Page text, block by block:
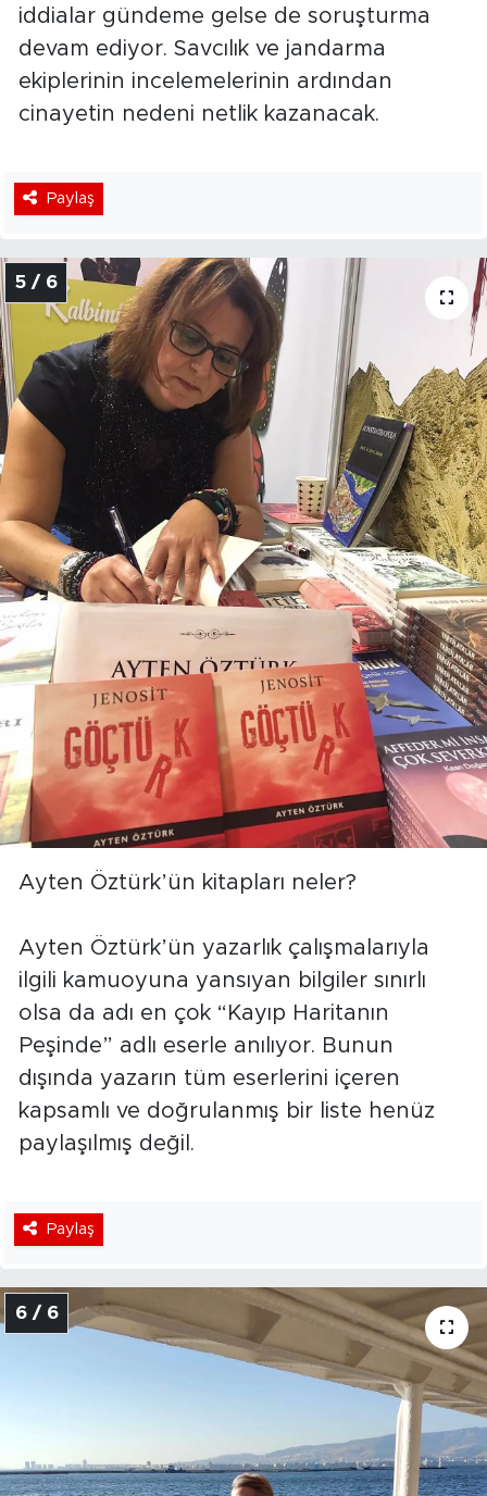
iddialar gündeme gelse de soruşturma
devam ediyor. Savcılık ve jandarma
ekiplerinin incelemelerinin ardından
cinayetin nedeni netlik kazanacak.
Paylaş
5 / 6
Ayten Öztürk’ün kitapları neler?
Ayten Öztürk’ün yazarlık çalışmalarıyla
ilgili kamuoyuna yansıyan bilgiler sınırlı
olsa da adı en çok “Kayıp Haritanın
Peşinde” adlı eserle anılıyor. Bunun
dışında yazarın tüm eserlerini içeren
kapsamlı ve doğrulanmış bir liste henüz
paylaşılmış değil.
Paylaş
6 / 6